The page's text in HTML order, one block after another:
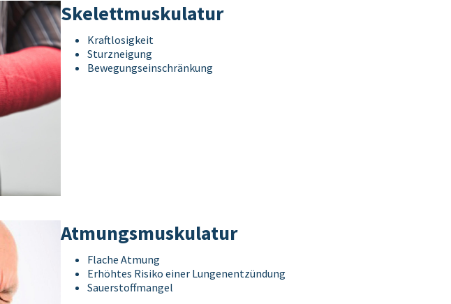
Skelett­muskulatur
Kraftlosigkeit
Sturzneigung
Bewegungseinschränkung
Atmungs­muskulatur
Flache Atmung
Erhöhtes Risiko einer Lungenentzündung
Sauerstoffmangel